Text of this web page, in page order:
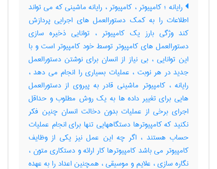
رایانه ؛ کامپیوتر ، کامپیوتر ، رایانه ماشینی که می تواند
اطلاعات را به کمک دستورالعمل های اجرایی پردازش
کند وژگی بارز یک کامپیوتر ، توانایی ذخیره سازی
دستورالعمل های کامپیوتر توسط خود کامپیوتر است و با
این توانایی ، بی نیاز از انسان برای نوشتن دستورالعمل
جدید در هر نوبت ، عملیات بسیاری را انجام می دهد ،
رایانه ، کامپیوتر ماشینی قادر به پیروی از دستورالعمل
هایی برای تغییر داده ها به یک روش مطلوب و حداقل
اجرای برخی از عملیات بدون دخالت انسان چنین فکر
نکنید که کامپیوترها دستگاههایی تنها برای انجام عملیات
حساب هستند ، اگر چه این عمل نیز یکی از وظایف
کامپیوتر می باشد کامپیوترها کار ارائه و دستکاری متون ،
نگاره سازی ، علایم و موسیقی ، همچنین اعداد را به عهده